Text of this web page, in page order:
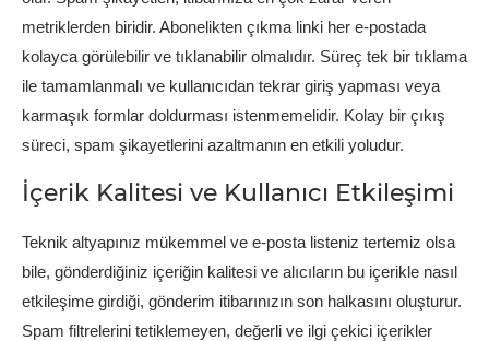
metriklerden biridir. Abonelikten çıkma linki her e-postada
kolayca görülebilir ve tıklanabilir olmalıdır. Süreç tek bir tıklama
ile tamamlanmalı ve kullanıcıdan tekrar giriş yapması veya
karmaşık formlar doldurması istenmemelidir. Kolay bir çıkış
süreci, spam şikayetlerini azaltmanın en etkili yoludur.
İçerik Kalitesi ve Kullanıcı Etkileşimi
Teknik altyapınız mükemmel ve e-posta listeniz tertemiz olsa
bile, gönderdiğiniz içeriğin kalitesi ve alıcıların bu içerikle nasıl
etkileşime girdiği, gönderim itibarınızın son halkasını oluşturur.
Spam filtrelerini tetiklemeyen, değerli ve ilgi çekici içerikler